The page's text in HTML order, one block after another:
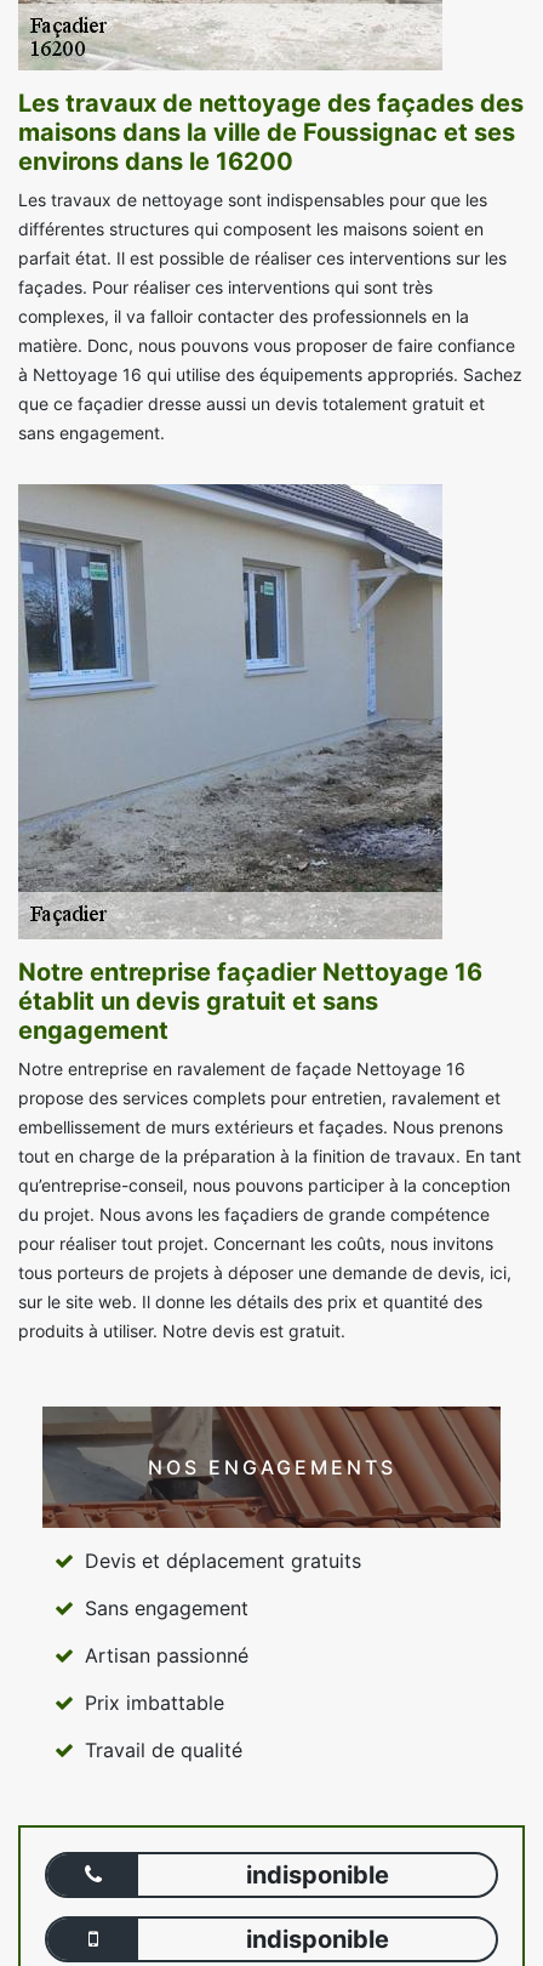
Les travaux de nettoyage des façades des
maisons dans la ville de Foussignac et ses
environs dans le 16200
Les travaux de nettoyage sont indispensables pour que les
différentes structures qui composent les maisons soient en
parfait état. Il est possible de réaliser ces interventions sur les
façades. Pour réaliser ces interventions qui sont très
complexes, il va falloir contacter des professionnels en la
matière. Donc, nous pouvons vous proposer de faire confiance
à Nettoyage 16 qui utilise des équipements appropriés. Sachez
que ce façadier dresse aussi un devis totalement gratuit et
sans engagement.
Notre entreprise façadier Nettoyage 16
établit un devis gratuit et sans
engagement
Notre entreprise en ravalement de façade Nettoyage 16
propose des services complets pour entretien, ravalement et
embellissement de murs extérieurs et façades. Nous prenons
tout en charge de la préparation à la finition de travaux. En tant
qu’entreprise-conseil, nous pouvons participer à la conception
du projet. Nous avons les façadiers de grande compétence
pour réaliser tout projet. Concernant les coûts, nous invitons
tous porteurs de projets à déposer une demande de devis, ici,
sur le site web. Il donne les détails des prix et quantité des
produits à utiliser. Notre devis est gratuit.
NOS ENGAGEMENTS
Devis et déplacement gratuits
Sans engagement
Artisan passionné
Prix imbattable
Travail de qualité
indisponible
indisponible